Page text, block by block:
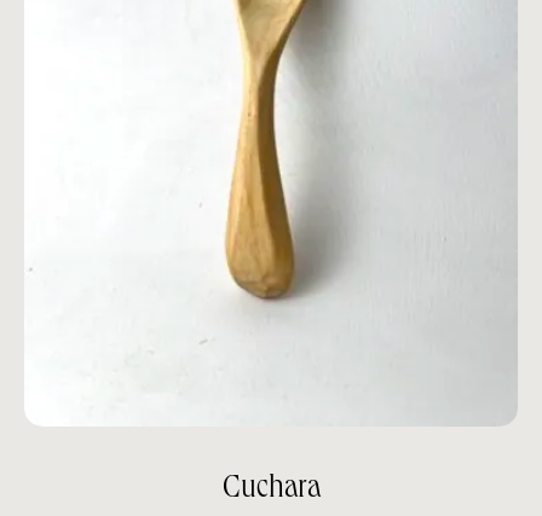
Cuchara